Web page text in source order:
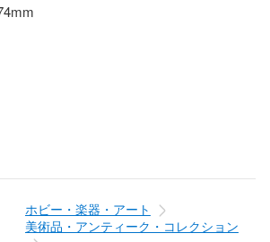
ホビー・楽器・アート
美術品・アンティーク・コレクション